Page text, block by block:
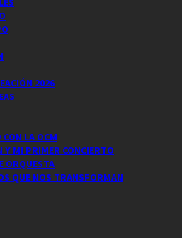
2026
CON LA OCM
Y MI PRIMER CONCIERTO
ORQUESTA
QUE NOS TRANSFORMAN